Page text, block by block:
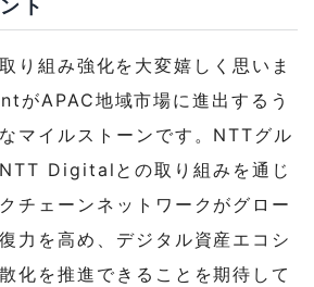
ト
組み強化を大変嬉しく思いま
がAPAC地域市場に進出するう
マイルストーンです。NTTグル
Digitalとの取り組みを通じ
チェーンネットワークがグロー
力を高め、デジタル資産エコシ
化を推進できることを期待して